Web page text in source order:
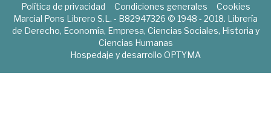
Política de privacidad Condiciones generales
Cookies
Marcial Pons Librero S.L. - B82947326 © 1948 - 2018. Librería
de Derecho, Economía, Empresa, Ciencias Sociales, Historia y
Ciencias Humanas
Hospedaje y desarrollo OPTYMA